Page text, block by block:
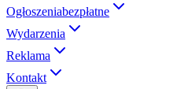
Ogłoszeniabezpłatne
Wydarzenia
Reklama
Kontakt